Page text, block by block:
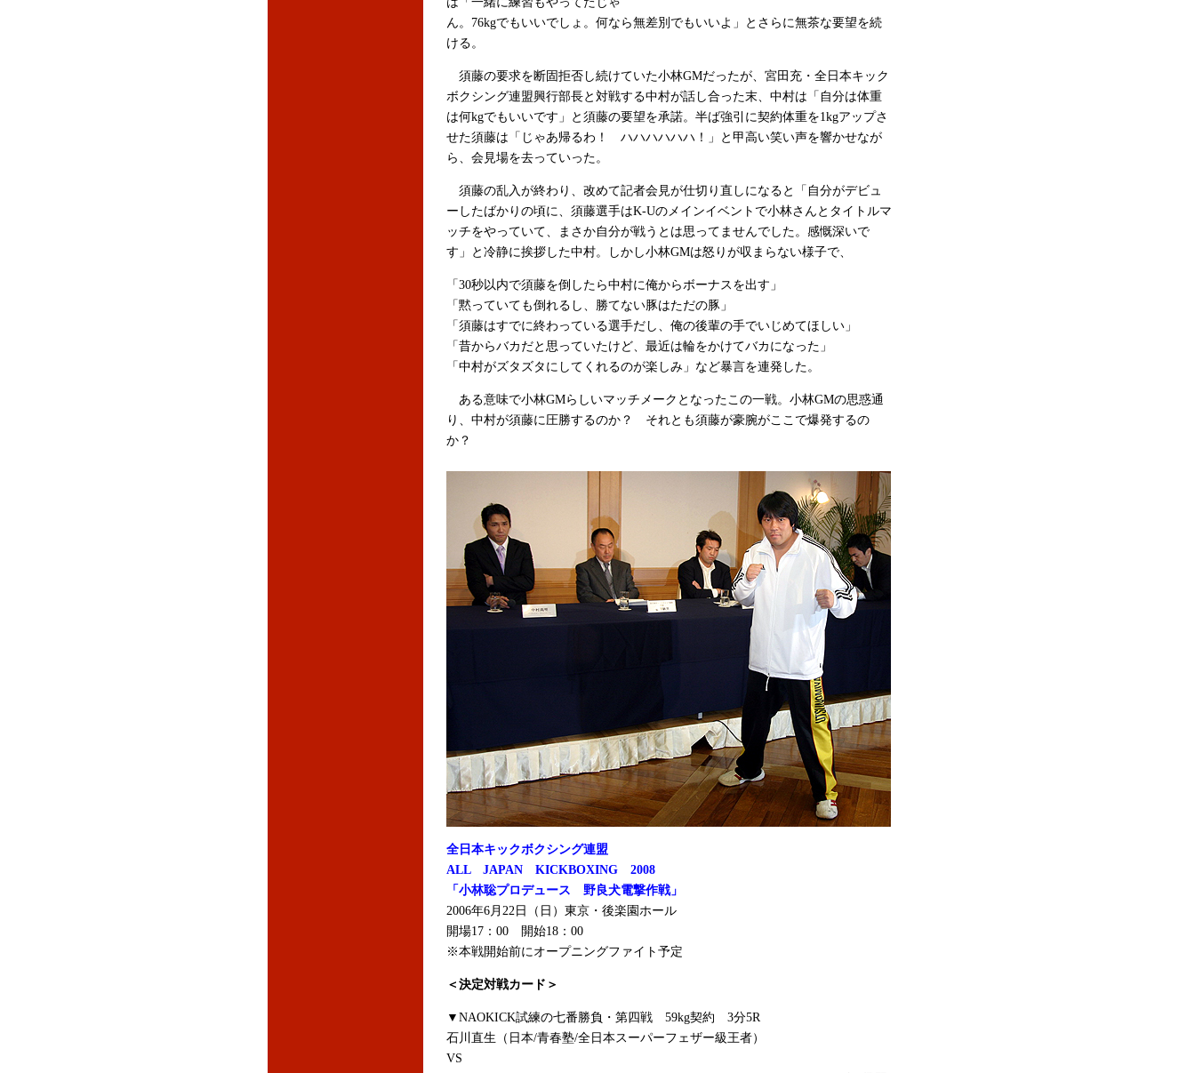
ん。76kgでもいいでしょ。何なら無差別でもいいよ」とさらに無茶な要望を続
ける。
須藤の要求を断固拒否し続けていた小林GMだったが、宮田充・全日本キック
ボクシング連盟興行部長と対戦する中村が話し合った末、中村は「自分は体重
は何kgでもいいです」と須藤の要望を承諾。半ば強引に契約体重を1kgアップさ
せた須藤は「じゃあ帰るわ！ ハハハハハハ！」と甲高い笑い声を響かせなが
ら、会見場を去っていった。
須藤の乱入が終わり、改めて記者会見が仕切り直しになると「自分がデビュ
ーしたばかりの頃に、須藤選手はK-Uのメインイベントで小林さんとタイトルマ
ッチをやっていて、まさか自分が戦うとは思ってませんでした。感慨深いで
す」と冷静に挨拶した中村。しかし小林GMは怒りが収まらない様子で、
「30秒以内で須藤を倒したら中村に俺からボーナスを出す」
「黙っていても倒れるし、勝てない豚はただの豚」
「須藤はすでに終わっている選手だし、俺の後輩の手でいじめてほしい」
「昔からバカだと思っていたけど、最近は輪をかけてバカになった」
「中村がズタズタにしてくれるのが楽しみ」など暴言を連発した。
ある意味で小林GMらしいマッチメークとなったこの一戦。小林GMの思惑通
り、中村が須藤に圧勝するのか？ それとも須藤が豪腕がここで爆発するの
か？
全日本キックボクシング連盟
ALL JAPAN KICKBOXING 2008
「小林聡プロデュース 野良犬電撃作戦」
2006年6月22日（日）東京・後楽園ホール
開場17：00 開始18：00
※本戦開始前にオープニングファイト予定
＜決定対戦カード＞
▼NAOKICK試練の七番勝負・第四戦 59kg契約 3分5R
石川直生（日本/青春塾/全日本スーパーフェザー級王者）
VS